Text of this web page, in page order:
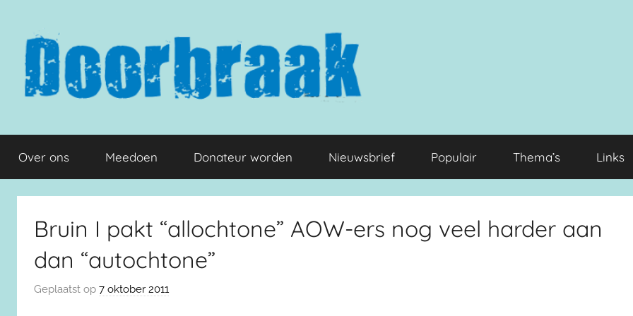
inhoud
springen
Doorbraak.eu
Over ons Meedoen Donateur worden Nieuwsbrief Populair Thema’s Links
Bruin I pakt “allochtone” AOW-ers nog veel harder aan
dan “autochtone”
Geplaatst op 7 oktober 2011